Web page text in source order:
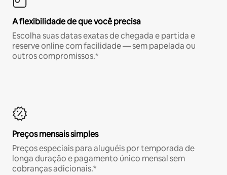
A flexibilidade de que você precisa
Escolha suas datas exatas de chegada e partida e
reserve online com facilidade — sem papelada ou
outros compromissos.*
Preços mensais simples
Preços especiais para aluguéis por temporada de
longa duração e pagamento único mensal sem
cobranças adicionais.*